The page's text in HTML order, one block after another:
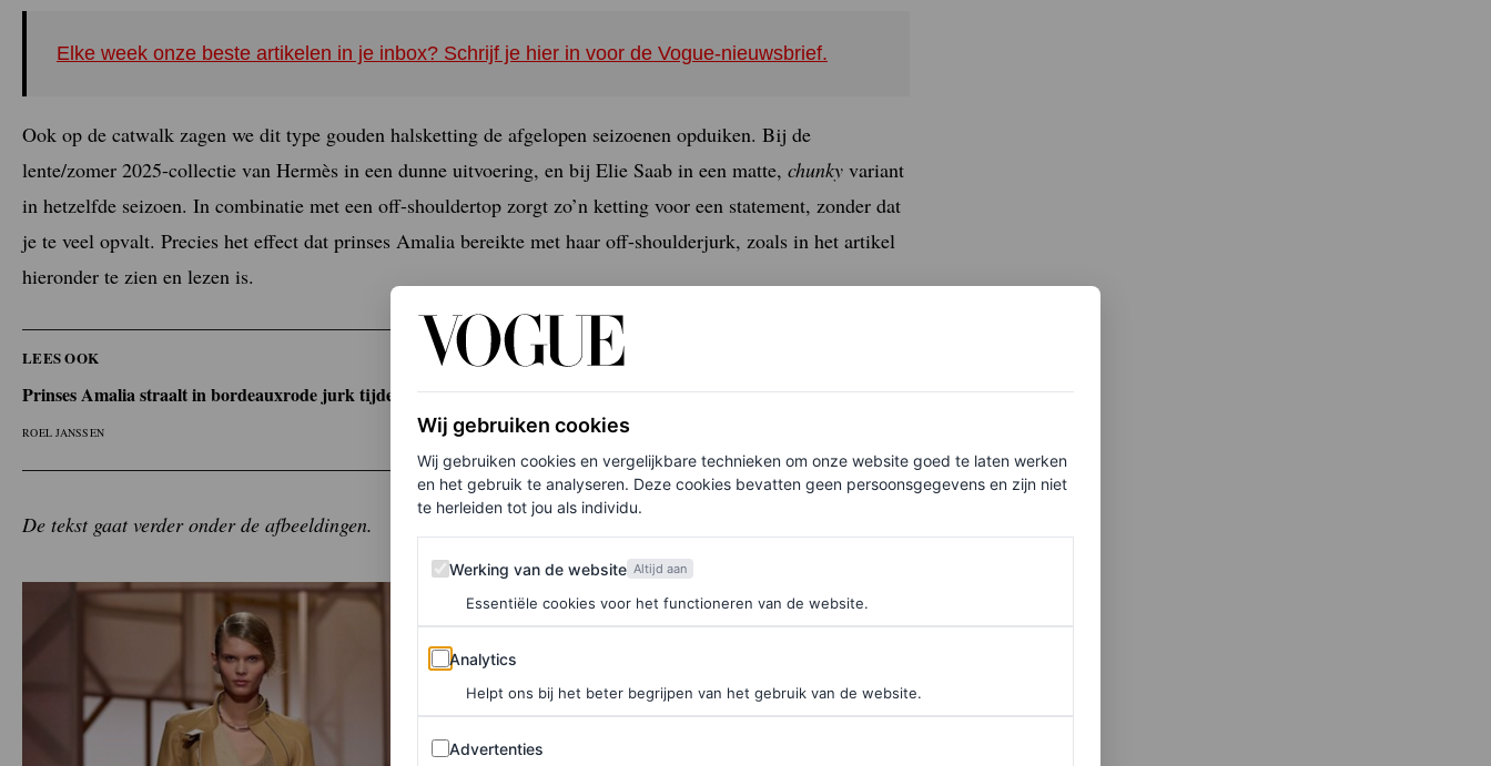
Elke week onze beste artikelen in je inbox? Schrijf je hier in voor de Vogue-nieuwsbrief.
Ook op de catwalk zagen we dit type gouden halsketting de afgelopen seizoenen opduiken. Bij de
lente/zomer 2025-collectie van Hermès in een dunne uitvoering, en bij Elie Saab in een matte, chunky variant
in hetzelfde seizoen. In combinatie met een off-shouldertop zorgt zo’n ketting voor een statement, zonder dat
je te veel opvalt. Precies het effect dat prinses Amalia bereikte met haar off-shoulderjurk, zoals in het artikel
hieronder te zien en lezen is.
LEES OOK
Prinses Amalia straalt in bordeauxrode jurk tijdens diploma-uitreiking
ROEL JANSSEN
De tekst gaat verder onder de afbeeldingen.
Wij gebruiken cookies
Wij gebruiken cookies en vergelijkbare technieken om onze website goed te laten werken
en het gebruik te analyseren. Deze cookies bevatten geen persoonsgegevens en zijn niet
te herleiden tot jou als individu.
Werking van de website
Werking van de website Altijd aan
Essentiële cookies voor het functioneren van de website.
Analytics
Analytics
Helpt ons bij het beter begrijpen van het gebruik van de website.
Advertenties
Advertenties